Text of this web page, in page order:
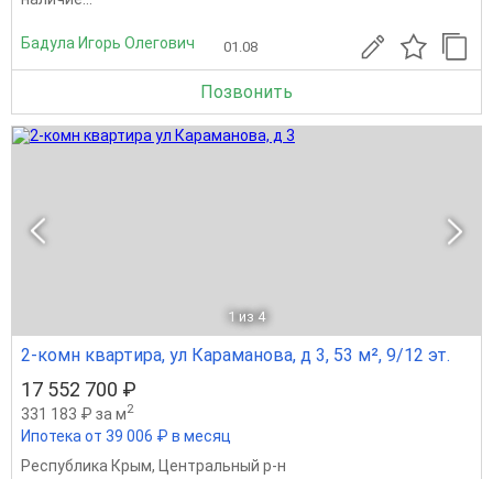
Бадула Игорь Олегович 01.08
Позвонить
1 из 4
2-комн квартира, ул Караманова, д 3, 53 м², 9/12 эт.
17 552 700 ₽
331 183 ₽ за м2
Ипотека от 39 006 ₽ в месяц
Республика Крым, Центральный р-н